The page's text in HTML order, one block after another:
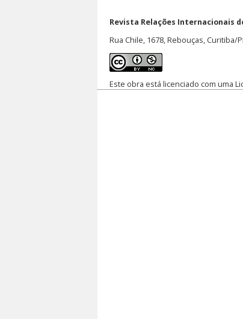
Revista Relações Internacionais
Rua Chile, 1678, Rebouças, Curitiba/
Este obra está licenciado com uma